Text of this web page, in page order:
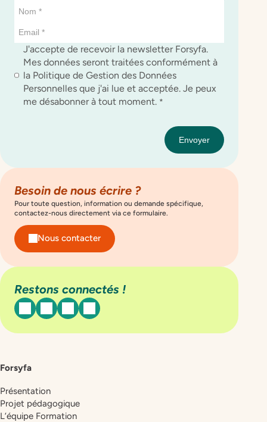
J'accepte de recevoir la newsletter Forsyfa.
Mes données seront traitées conformément à
la Politique de Gestion des Données
Personnelles que j'ai lue et acceptée. Je peux
me désabonner à tout moment. *
Besoin de nous écrire ?
Pour toute question, information ou demande spécifique,
contactez-nous directement via ce formulaire.
Nous contacter
Restons connectés !
facebook
instagram
linkedinyoutube
Forsyfa
Présentation
Projet pédagogique
L’équipe Formation